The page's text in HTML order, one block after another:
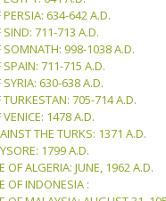
634-642 A.D.
SIND: 711-713 A.D.
SOMNATH: 998-1038 A.D.
711-715 A.D.
630-638 A.D.
705-714 A.D.
1478 A.D.
THE TURKS: 1371 A.D.
1799 A.D.
OF ALGERIA: JUNE, 1962 A.D.
OF INDONESIA :